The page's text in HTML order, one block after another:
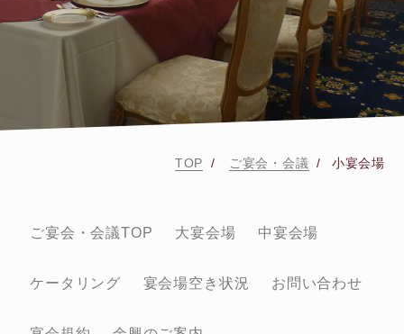
TOP ご宴会・会議 小宴会場
ご宴会・会議TOP 大宴会場 中宴会場
ケータリング 宴会場空き状況 お問い合わせ